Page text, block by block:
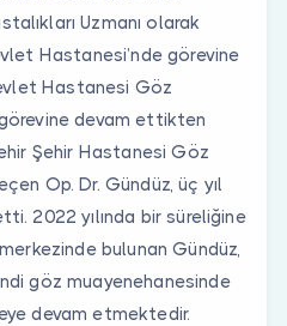
Uzmanı olarak
Hastanesi’nde görevine
Hastanesi Göz
devam ettikten
Şehir Hastanesi Göz
Op. Dr. Gündüz, üç yıl
2022 yılında bir süreliğine
bulunan Gündüz,
göz muayenehanesinde
devam etmektedir.